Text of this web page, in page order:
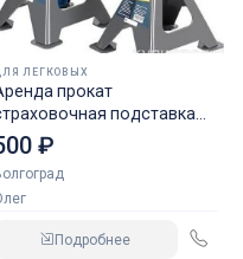
ЛЕГКОВЫХ
прокат
подставка
2 т
₽
Подробнее